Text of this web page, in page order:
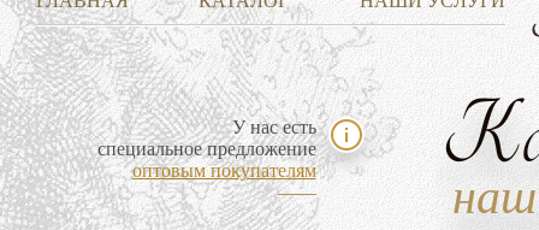
У нас есть
специальное предложение
оптовым покупателям